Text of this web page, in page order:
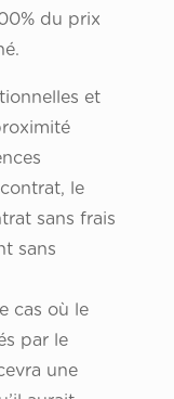
du prix
et
le
sans frais
sans
cas où le
par le
une